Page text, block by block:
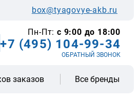
box@tyagovye-akb.ru
Пн-Пт: с 9:00 до 18:00
+7 (495) 104-99-34
ОБРАТНЫЙ ЗВОНОК
заказов Все бренды